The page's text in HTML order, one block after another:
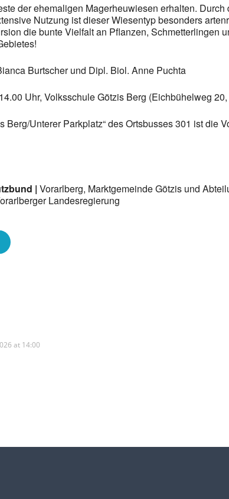
der ehemaligen Magerheuwiesen erhalten. Durch
Nutzung ist dieser Wiesentyp besonders
die bunte Vielfalt an Pflanzen, Schmetterlingen
Burtscher und Dipl. Biol. Anne Puchta
Uhr, Volksschule Götzis Berg (Eichbühelweg
Berg/Unterer Parkplatz“ des Ortsbusses 301 ist die
| Vorarlberg, Marktgemeinde Götzis und
Landesregierung
at 14:00